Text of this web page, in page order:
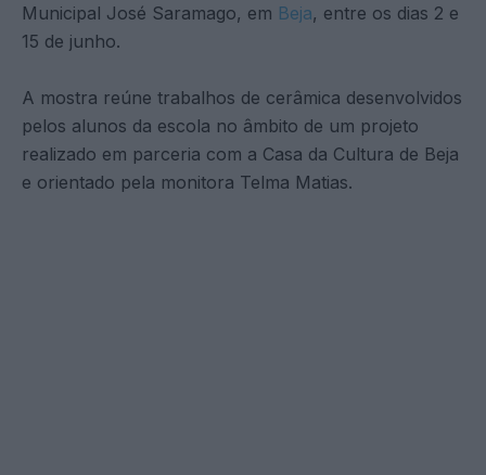
Municipal José Saramago, em Beja, entre os dias 2 e
15 de junho.
A mostra reúne trabalhos de cerâmica desenvolvidos
pelos alunos da escola no âmbito de um projeto
realizado em parceria com a Casa da Cultura de Beja
e orientado pela monitora Telma Matias.